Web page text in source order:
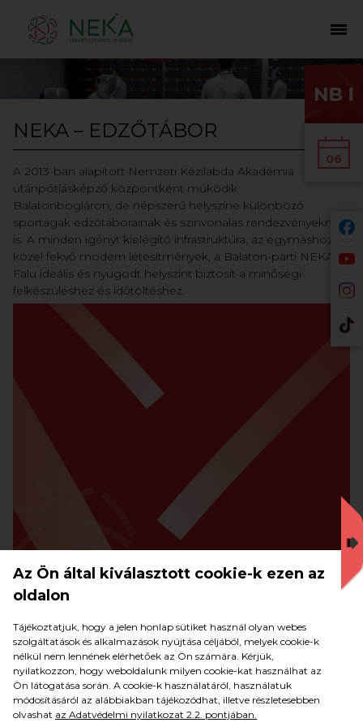
06
NEKA – EDZŐTÁBOR
A 2013-ban alapított Nemzeti Kézilabda Akadémia
utánpótlásképző központ­ként­ működik
Balatonbog­láron, de nép­szerű helyszíne kü­lönböző
sportágak edzőtáborainak és színvo­na­las rendezvényeknek
is. A min­den ­igényt kielégítő infrastruktúra, az egy­máshoz
közel fekvő modern­ létesítmények, a Balaton-parti NEKA
Falu ideális és nyugodt helyszínt biztosít a minőségi
felkészüléshez és időtöltéshez.
Az Ön által kiválasztott cookie-k ezen az
oldalon
Tájékoztatjuk, hogy a jelen honlap sütiket használ olyan webes
szolgáltatások és alkalmazások nyújtása céljából, melyek cookie-k
nélkül nem lennének elérhetőek az Ön számára. Kérjük,
nyilatkozzon, hogy weboldalunk milyen cookie-kat használhat az
Ön látogatása során. A cookie-k használatáról, használatuk
módosításáról az alábbiakban tájékozódhat, illetve részletesebben
olvashat az Adatvédelmi nyilatkozat 2.2. pontjában.